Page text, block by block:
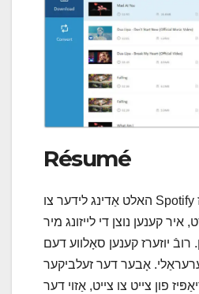
Résumé
ווען איר טרעפן אַז Spotify האלט אַדינג לידער צו
איר קענען נוצן די לייזונג מיר
יוזערז קענען סאָלווע דעם
אָבער דער זעלביקער
פון צייט צו צייט, אַזוי דער